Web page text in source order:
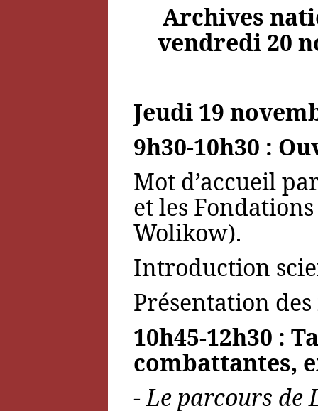
Archives
vendredi 20
Jeudi 19
9h30-10h30 :
Mot d’accueil
et les
Wolikow).
Introduction
Présentation
10h45-12h30 :
combattantes,
- Le parcours de